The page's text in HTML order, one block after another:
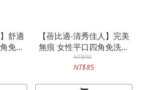
舒適
免洗
)
【蓓比適-清秀佳人】完美
無痕 女性平口四角免洗內
褲M-XL(3件/包)
NT$90
NT$85